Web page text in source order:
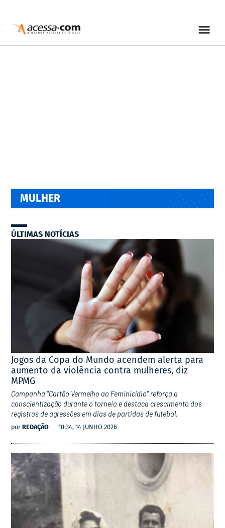
MULHER
ÚLTIMAS NOTÍCIAS
Jogos da Copa do Mundo acendem alerta para
aumento da violência contra mulheres, diz
MPMG
Campanha "Cartão Vermelho ao Feminicídio" reforça a
conscientização durante o torneio e destaca crescimento dos
registros de agressões em dias de partidas de futebol.
por REDAÇÃO 10:34, 14 JUNHO 2026